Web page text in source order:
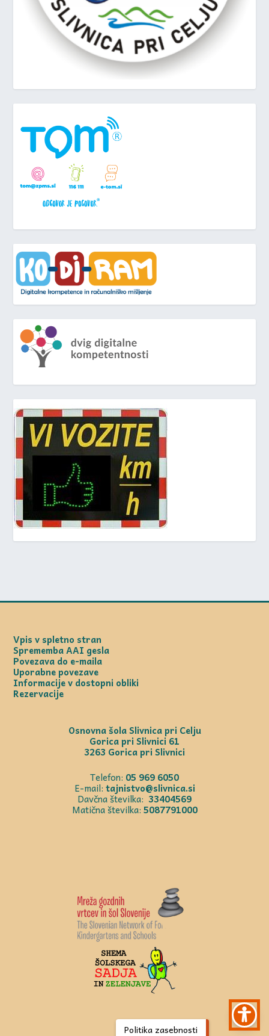
Vpis v spletno stran
Sprememba AAI gesla
Povezava do e-maila
Uporabne povezave
Informacije v dostopni obliki
Rezervacije
Osnovna šola Slivnica pri Celju
Gorica pri Slivnici 61
3263 Gorica pri Slivnici
Telefon: 05 969 6050
E-mail: tajnistvo@slivnica.si
Davčna številka: 33404569
Matična številka: 5087791000
Politika zasebnosti